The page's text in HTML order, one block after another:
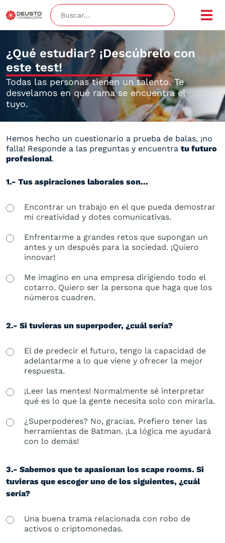
¿Qué estudiar? ¡Descúbrelo con
este test!
Todas las personas tienen un talento. Te
desvelamos en qué rama se encuentra el
tuyo.
Hemos hecho un cuestionario a prueba de balas, ¡no
falla! Responde a las preguntas y encuentra tu futuro
profesional.
1.- Tus aspiraciones laborales son...
Encontrar un trabajo en el que pueda demostrar
mi creatividad y dotes comunicativas.
Enfrentarme a grandes retos que supongan un
antes y un después para la sociedad. ¡Quiero
innovar!
Me imagino en una empresa dirigiendo todo el
cotarro. Quiero ser la persona que haga que los
números cuadren.
2.- Si tuvieras un superpoder, ¿cuál sería?
El de predecir el futuro, tengo la capacidad de
adelantarme a lo que viene y ofrecer la mejor
respuesta.
¡Leer las mentes! Normalmente sé interpretar
qué es lo que la gente necesita solo con mirarla.
¿Superpoderes? No, gracias. Prefiero tener las
herramientas de Batman. ¡La lógica me ayudará
con lo demás!
3.- Sabemos que te apasionan los scape rooms. Si
tuvieras que escoger uno de los siguientes, ¿cuál
sería?
Una buena trama relacionada con robo de
activos o criptomonedas.